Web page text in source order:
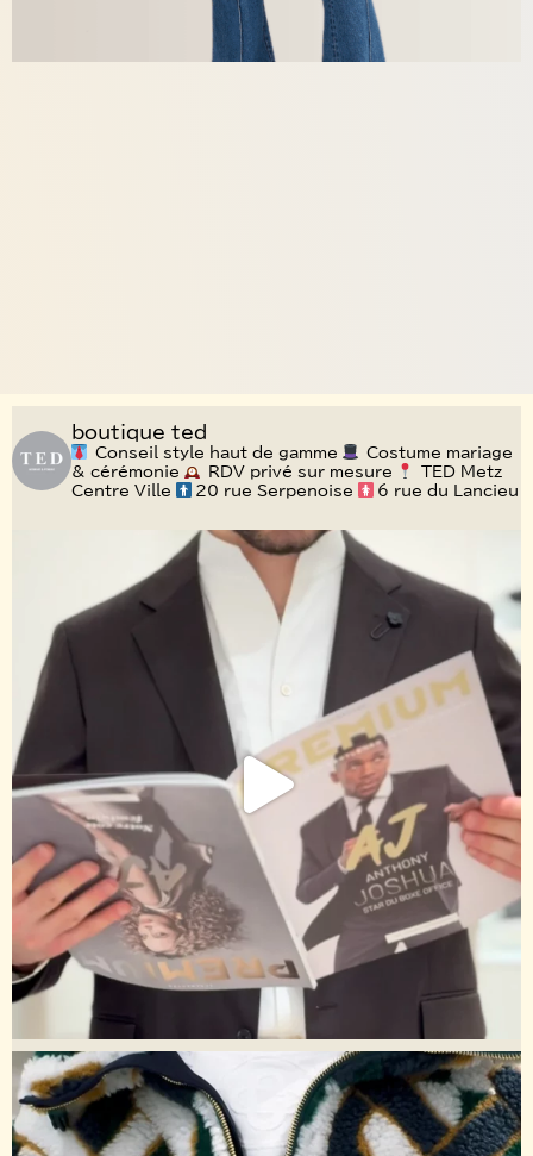
boutique_ted
Conseil style haut de gamme
Costume mariage
& cérémonie
RDV privé sur mesure
TED Metz –
Centre Ville
20 rue Serpenoise 6 rue du Lancieu